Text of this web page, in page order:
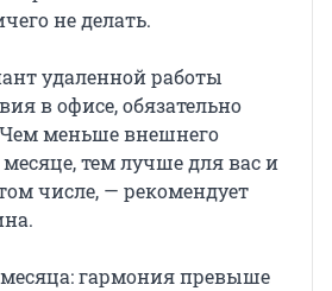
не делать.
удаленной работы
в офисе, обязательно
Чем меньше внешнего
тем лучше для вас и
числе, — рекомендует
гармония превыше